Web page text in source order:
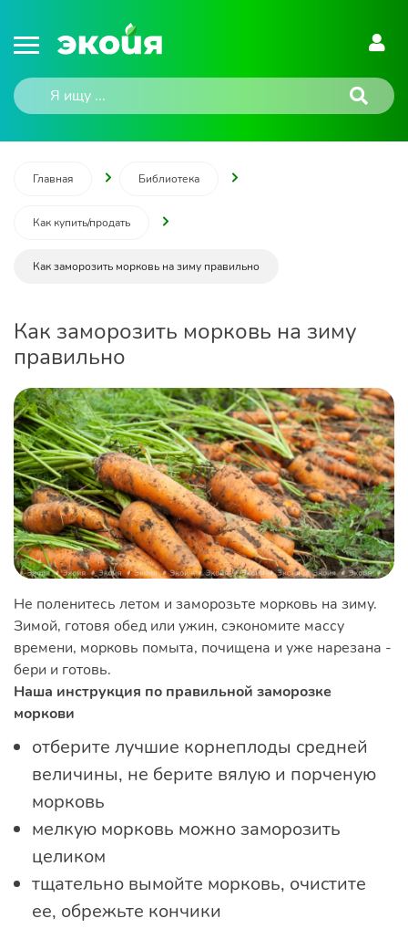
Главная Библиотека
Как купить/продать
Как заморозить морковь на зиму правильно
Как заморозить морковь на зиму
правильно
Не поленитесь летом и заморозьте морковь на зиму.
Зимой, готовя обед или ужин, сэкономите массу
времени, морковь помыта, почищена и уже нарезана -
бери и готовь.
Наша инструкция по правильной заморозке
моркови
отберите лучшие корнеплоды средней
величины, не берите вялую и порченую
морковь
мелкую морковь можно заморозить
целиком
тщательно вымойте морковь, очистите
ее, обрежьте кончики